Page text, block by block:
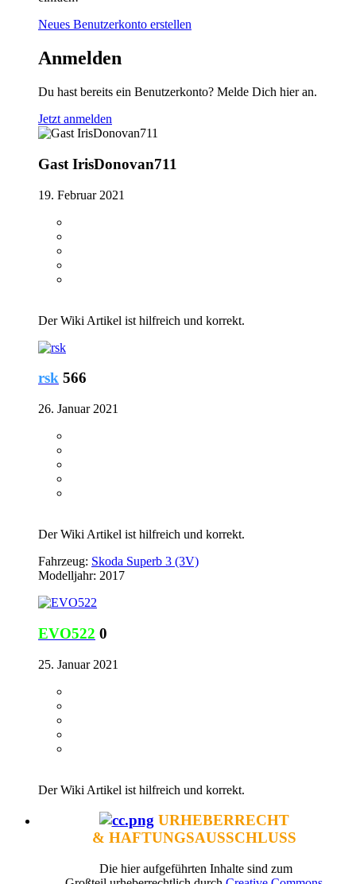
Neues Benutzerkonto erstellen
Anmelden
Du hast bereits ein Benutzerkonto? Melde Dich hier an.
Jetzt anmelden
Gast IrisDonovan711
19. Februar 2021
Der Wiki Artikel ist hilfreich und korrekt.
rsk 566
26. Januar 2021
Der Wiki Artikel ist hilfreich und korrekt.
Fahrzeug: Skoda Superb 3 (3V)
Modelljahr: 2017
EVO522 0
25. Januar 2021
Der Wiki Artikel ist hilfreich und korrekt.
URHEBERRECHT
& HAFTUNGSAUSSCHLUSS
Die hier aufgeführten Inhalte sind zum